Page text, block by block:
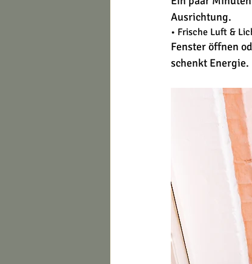
Ausrichtung.
• Frische Luft &
Fenster öffnen
schenkt Energie.